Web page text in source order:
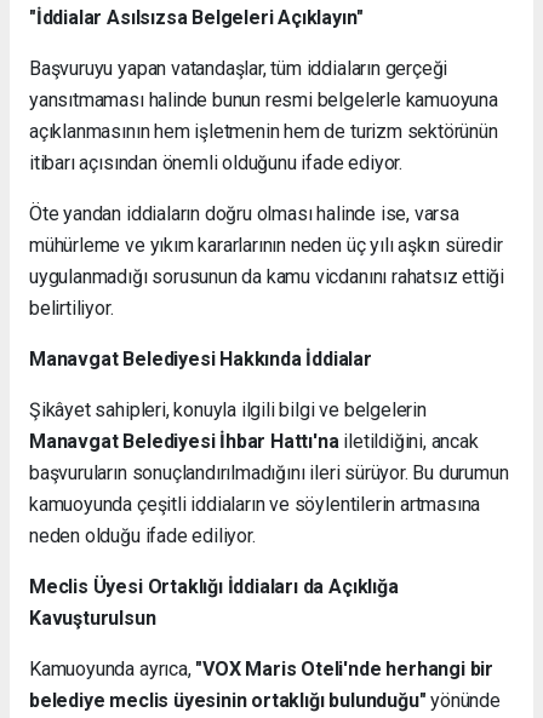
"İddialar Asılsızsa Belgeleri Açıklayın"
Başvuruyu yapan vatandaşlar, tüm iddiaların gerçeği
yansıtmaması halinde bunun resmi belgelerle kamuoyuna
açıklanmasının hem işletmenin hem de turizm sektörünün
itibarı açısından önemli olduğunu ifade ediyor.
Öte yandan iddiaların doğru olması halinde ise, varsa
mühürleme ve yıkım kararlarının neden üç yılı aşkın süredir
uygulanmadığı sorusunun da kamu vicdanını rahatsız ettiği
belirtiliyor.
Manavgat Belediyesi Hakkında İddialar
Şikâyet sahipleri, konuyla ilgili bilgi ve belgelerin
Manavgat Belediyesi İhbar Hattı'na iletildiğini, ancak
başvuruların sonuçlandırılmadığını ileri sürüyor. Bu durumun
kamuoyunda çeşitli iddiaların ve söylentilerin artmasına
neden olduğu ifade ediliyor.
Meclis Üyesi Ortaklığı İddiaları da Açıklığa
Kavuşturulsun
Kamuoyunda ayrıca, "VOX Maris Oteli'nde herhangi bir
belediye meclis üyesinin ortaklığı bulunduğu" yönünde